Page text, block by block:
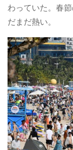
わっていた。春
だまだ熱い。